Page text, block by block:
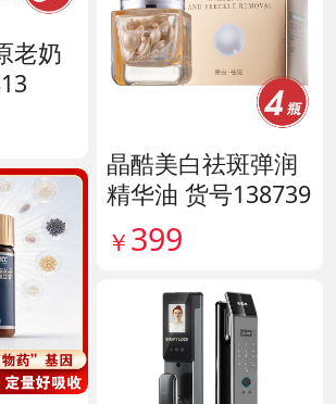
老奶
晶酷美白祛斑弹润
精华油 货号138739
￥ 399